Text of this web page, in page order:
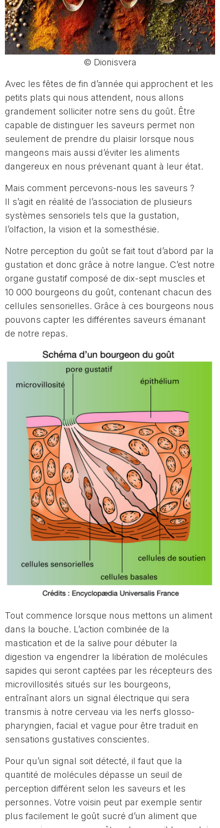
© Dionisvera
Avec les fêtes de fin d’année qui approchent et les
petits plats qui nous attendent, nous allons
grandement solliciter notre sens du goût. Être
capable de distinguer les saveurs permet non
seulement de prendre du plaisir lorsque nous
mangeons mais aussi d’éviter les aliments
dangereux en nous prévenant quant à leur état.
Mais comment percevons-nous les saveurs ?
Il s’agit en réalité de l’association de plusieurs
systèmes sensoriels tels que la gustation,
l’olfaction, la vision et la somesthésie.
Notre perception du goût se fait tout d’abord par la
gustation et donc grâce à notre langue. C’est notre
organe gustatif composé de dix-sept muscles et
10 000 bourgeons du goût, contenant chacun des
cellules sensorielles. Grâce à ces bourgeons nous
pouvons capter les différentes saveurs émanant
de notre repas.
Tout commence lorsque nous mettons un aliment
dans la bouche. L’action combinée de la
mastication et de la salive pour débuter la
digestion va engendrer la libération de molécules
sapides qui seront captées par les récepteurs des
microvillosités situés sur les bourgeons,
entraînant alors un signal électrique qui sera
transmis à notre cerveau via les nerfs glosso-
pharyngien, facial et vague pour être traduit en
sensations gustatives conscientes.
Pour qu’un signal soit détecté, il faut que la
quantité de molécules dépasse un seuil de
perception différent selon les saveurs et les
personnes. Votre voisin peut par exemple sentir
plus facilement le goût sucré d’un aliment que